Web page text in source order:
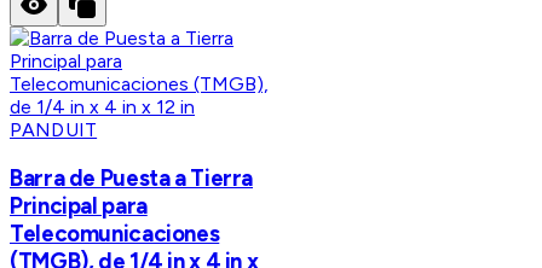
PANDUIT
Barra de Puesta a Tierra
Principal para
Telecomunicaciones
(TMGB), de 1/4 in x 4 in x